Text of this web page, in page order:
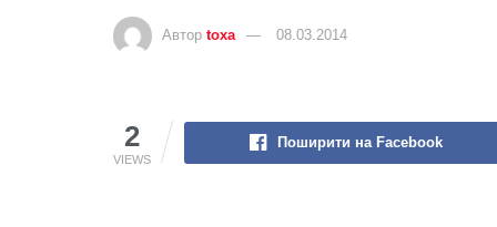
Автор toxa 08.03.2014
2
VIEWS
Поширити на Facebook